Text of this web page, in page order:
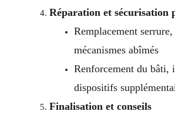
Réparation et sécurisation
Remplacement
mécanismes abîmés
Renforcement du bâti,
dispositifs
Finalisation et conseils